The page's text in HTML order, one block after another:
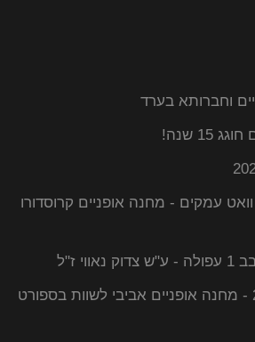
וחברותא בערד
פסח רייד מועדון 500 וואט עמקים - מחנה אופניים קרוסדורו
ז"ל
גירלס פסח רייד 2023 - מחנה אופניים אביבי לשוות בספורט